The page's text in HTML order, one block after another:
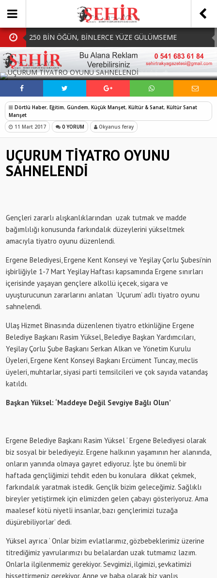
250 BİN ÖĞÜN, BİNLERCE YÜZE GÜLÜMSEME
BAŞKAN MÜGE YILDIZ TOPAK: ‘SOSYAL
BELEDİYECİLİKTE HİÇBİR HEMŞERİMİZİ YALNIZ
BIRAKMIYORUZ!’
MHP Çorlu İlçe Teşkilatında Yeni Dönem Başladı:
Mazbatalar Alındı
Dolu Vurdu, Büyükşehir Üreticiyi Yalnız Bırakmadı
BÜYÜTÜYORUZ!
SOSYAL MEDYADA PAYLAŞ
Dörtlü Haber, Eğitim, Gündem, Küçük Manşet, Kültür & Sanat, Kültür Sanat
Manşet
11 Mart 2017
0 YORUM Okyanus feray
UÇURUM TİYATRO OYUNU
SAHNELENDİ
Gençleri zararlı alışkanlıklarından uzak tutmak ve madde
bağımlılığı konusunda farkındalık düzeylerini yükseltmek
amacıyla tiyatro oyunu düzenlendi.
Ergene Belediyesi, Ergene Kent Konseyi ve Yeşilay Çorlu Şubesi’nin
işbirliğiyle 1-7 Mart Yeşilay Haftası kapsamında Ergene sınırları
içerisinde yaşayan gençlere alkollü içecek, sigara ve
uyuşturucunun zararlarını anlatan ‘Uçurum’ adlı tiyatro oyunu
sahnelendi.
Ulaş Hizmet Binasında düzenlenen tiyatro etkinliğine Ergene
Belediye Başkanı Rasim Yüksel, Belediye Başkan Yardımcıları,
Yeşilay Çorlu Şube Başkanı Serkan Alkan ve Yönetim Kurulu
Üyeleri, Ergene Kent Konseyi Başkanı Ercüment Tuncay, meclis
üyeleri, muhtarlar, siyasi parti temsilcileri ve çok sayıda vatandaş
katıldı.
Başkan Yüksel: ‘Maddeye Değil Sevgiye Bağlı Olun’
Ergene Belediye Başkanı Rasim Yüksel ‘ Ergene Belediyesi olarak
biz sosyal bir belediyeyiz. Ergene halkının yaşamının her alanında,
onların yanında olmaya gayret ediyoruz. İşte bu önemli bir
haftada gençliğimizi tehdit eden bu konulara dikkat çekmek,
farkındalık yaratmak istedik. Gençlik bizim geleceğimiz. Sağlıklı
bireyler yetiştirmek için elimizden gelen çabayı gösteriyoruz. Ama
maalesef kötü niyetli insanlar, bazı gençlerimizi tuzağa
düşürebiliyorlar’ dedi.
Yüksel ayrıca ‘ Onlar bizim evlatlarımız, gözbebeklerimiz üzerine
titrediğimiz yavrularımızı bu belalardan uzak tutmamız lazım.
Onlarla ilgilenmemiz gerekiyor. Sevgimizi, ilgimizi, şevkatimizi
hissettirmeniz gerekiyor. Anne ve baba olarak biz yanlış